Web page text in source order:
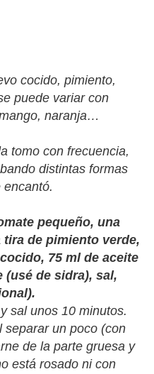
cocido, pimiento,
puede variar con
naranja…
tomo con frecuencia,
distintas formas
pequeño, una
de pimiento verde,
75 ml de aceite
(usé de sidra), sal,
sal unos 10 minutos.
separar un poco (con
de la parte gruesa y
está rosado ni con